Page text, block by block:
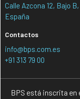
Calle Azcona 12, Bajo
España
Contactos
info@bps.com.es
+91 313 79 00
BPS está inscrita en